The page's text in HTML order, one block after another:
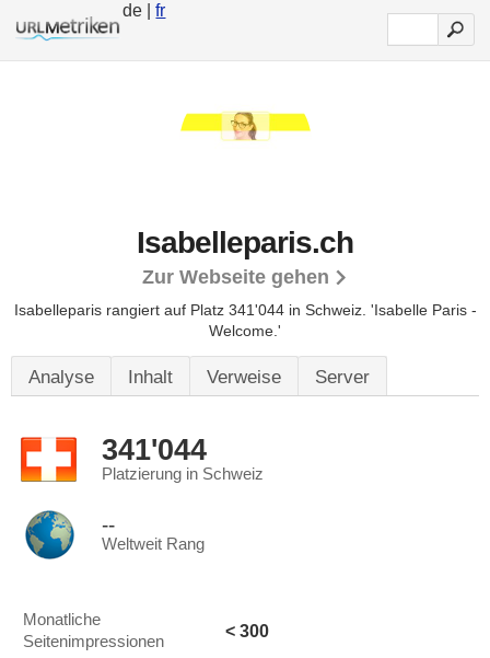
de |fr
Isabelleparis.ch
Zur Webseite gehen
Isabelleparis rangiert auf Platz 341'044 in Schweiz. 'Isabelle Paris -
Welcome.'
Analyse Inhalt Verweise Server
341'044
Platzierung in Schweiz
--
Weltweit Rang
Monatliche
Seitenimpressionen
< 300